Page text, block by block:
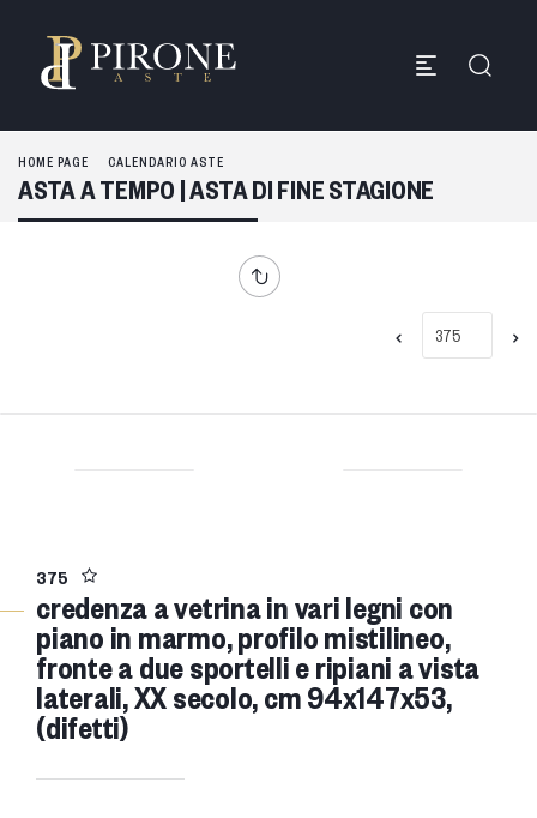
HOME PAGE CALENDARIO ASTE
ASTA A TEMPO | ASTA DI FINE STAGIONE
375
credenza a vetrina in vari legni con
piano in marmo, profilo mistilineo,
fronte a due sportelli e ripiani a vista
laterali, XX secolo, cm 94x147x53,
(difetti)